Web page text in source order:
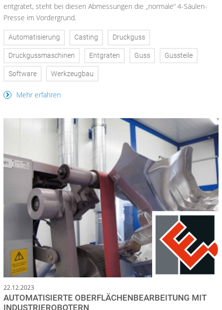
entgratet, steht bei diesen Abmessungen die „normale“ 4-Säulen-
Presse im Vordergrund.
Automatisierung Casting Druckguss
Druckgussmaschinen Entgraten Guss Gussteile
Software Werkzeugbau
Mehr erfahren
22.12.2023
AUTOMATISIERTE OBERFLÄCHENBEARBEITUNG MIT
INDUSTRIEROBOTERN